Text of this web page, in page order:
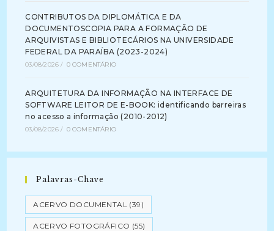
CONTRIBUTOS DA DIPLOMÁTICA E DA
DOCUMENTOSCOPIA PARA A FORMAÇÃO DE
ARQUIVISTAS E BIBLIOTECÁRIOS NA UNIVERSIDADE
FEDERAL DA PARAÍBA (2023-2024)
03/08/2026 / 0 COMENTÁRIO
ARQUITETURA DA INFORMAÇÃO NA INTERFACE DE
SOFTWARE LEITOR DE E-BOOK: identificando barreiras
no acesso a informação (2010-2012)
03/08/2026 / 0 COMENTÁRIO
Palavras-Chave
ACERVO DOCUMENTAL (39)
ACERVO FOTOGRÁFICO (55)